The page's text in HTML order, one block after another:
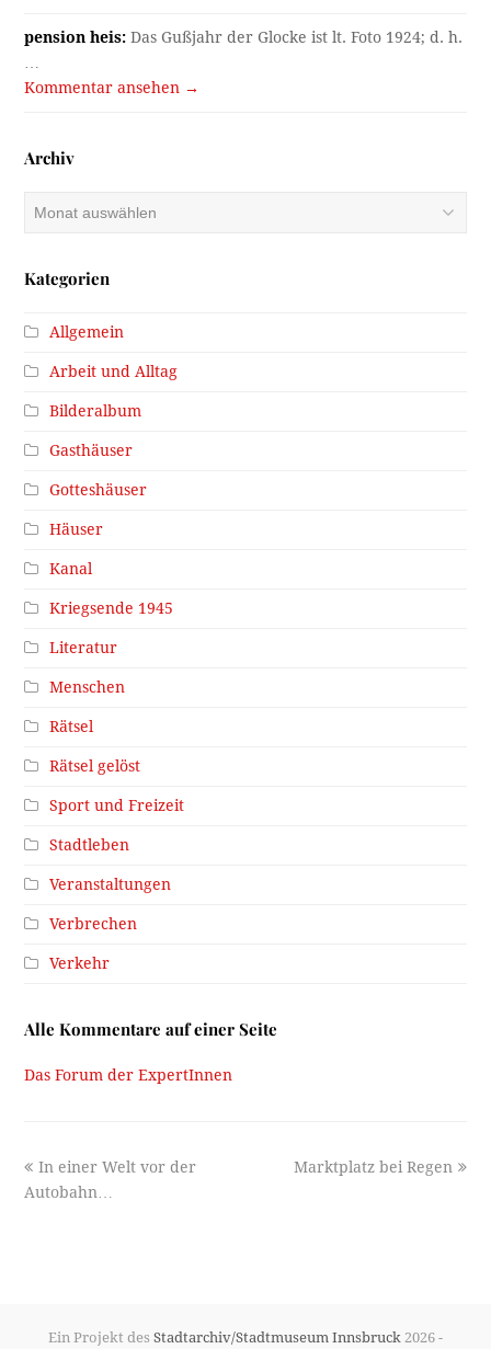
pension heis: Das Gußjahr der Glocke ist lt. Foto 1924; d. h.
…
Kommentar ansehen →
Archiv
Archiv
Kategorien
Allgemein
Arbeit und Alltag
Bilderalbum
Gasthäuser
Gotteshäuser
Häuser
Kanal
Kriegsende 1945
Literatur
Menschen
Rätsel
Rätsel gelöst
Sport und Freizeit
Stadtleben
Veranstaltungen
Verbrechen
Verkehr
Alle Kommentare auf einer Seite
Das Forum der ExpertInnen
previous
post:
In einer Welt vor der
Autobahn…
next
Marktplatz bei Regen
Ein Projekt des Stadtarchiv/Stadtmuseum Innsbruck 2026 -